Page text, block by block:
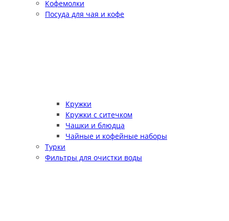
Кофемолки
Посуда для чая и кофе
Кружки
Кружки с ситечком
Чашки и блюдца
Чайные и кофейные наборы
Турки
Фильтры для очистки воды